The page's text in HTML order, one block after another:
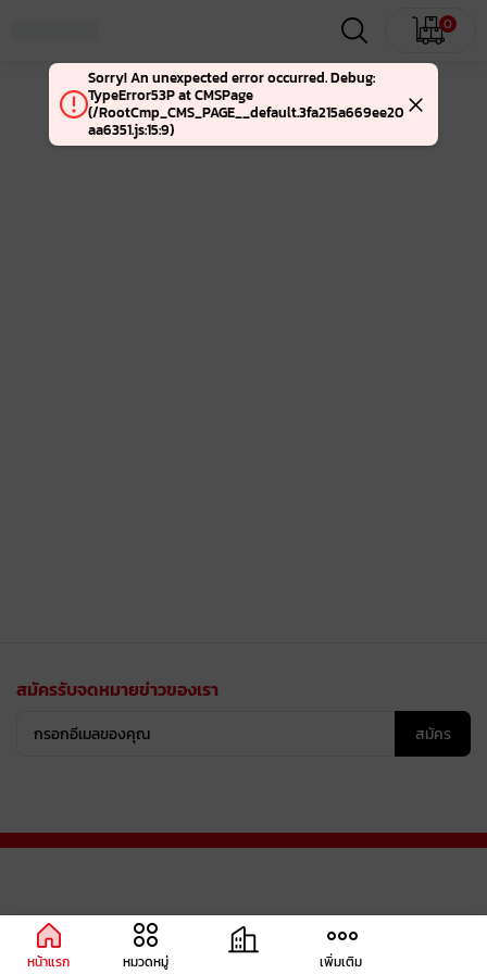
0
สมัครรับจดหมายข่าวของเรา
สมัคร
หน้าแรก หมวดหมู่ เพิ่มเติม
Sorry! An unexpected error occurred. Debug:
TypeError53P at CMSPage
(/RootCmp_CMS_PAGE__default.3fa215a669ee20
aa6351.js:15:9)